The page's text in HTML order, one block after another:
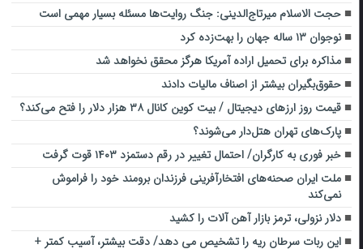
حجت الاسلام میرتاج‌الدینی: جنگ روایت‌ها مسئله بسیار مهمی است
نوجوان ۱۳ ساله جهان را بهت‌زده کرد
مذاکره برای تحمیل اراده آمریکا هرگز محقق نخواهد شد
حقوق‌بگیران بیشتر از اصناف مالیات دادند
قیمت روز ارزهای دیجیتال / بیت کوین کانال ۳۸ هزار دلار را فتح می‌کند؟
پارک‌های تهران هتل‌دار می‌شوند؟
خبر فوری به کارگران/ احتمال تغییر در رقم دستمزد ۱۴۰۳ قوت گرفت
ملت ایران صحنه‌های افتخارآفرینی فرزندان برومند خود را فراموش
نمی‌کند
دلار نزولی، ترمز بازار آهن آلات را کشید
این ربات سرطان ریه را تشخیص می دهد/ دقت بیشتر، آسیب کمتر +